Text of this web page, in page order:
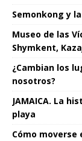
Semonkong y
Museo de las
Shymkent,
¿Cambian los
nosotros?
JAMAICA. La
playa
Cómo moverse